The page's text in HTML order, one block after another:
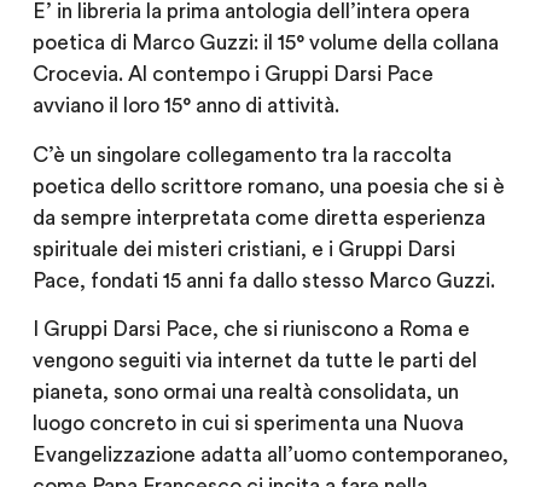
E’ in libreria la prima antologia dell’intera opera
poetica di Marco Guzzi: il 15° volume della collana
Crocevia. Al contempo i Gruppi Darsi Pace
avviano il loro 15° anno di attività.
C’è un singolare collegamento tra la raccolta
poetica dello scrittore romano, una poesia che si è
da sempre interpretata come diretta esperienza
spirituale dei misteri cristiani, e i Gruppi Darsi
Pace, fondati 15 anni fa dallo stesso Marco Guzzi.
I Gruppi Darsi Pace, che si riuniscono a Roma e
vengono seguiti via internet da tutte le parti del
pianeta, sono ormai una realtà consolidata, un
luogo concreto in cui si sperimenta una Nuova
Evangelizzazione adatta all’uomo contemporaneo,